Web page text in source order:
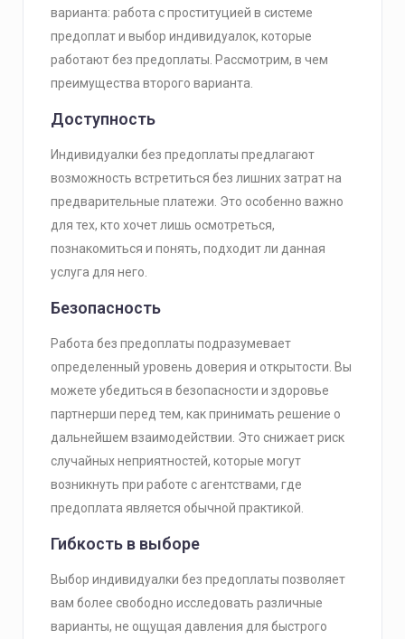
варианта: работа с проституцией в системе
предоплат и выбор индивидуалок, которые
работают без предоплаты. Рассмотрим, в чем
преимущества второго варианта.
Доступность
Индивидуалки без предоплаты предлагают
возможность встретиться без лишних затрат на
предварительные платежи. Это особенно важно
для тех, кто хочет лишь осмотреться,
познакомиться и понять, подходит ли данная
услуга для него.
Безопасность
Работа без предоплаты подразумевает
определенный уровень доверия и открытости. Вы
можете убедиться в безопасности и здоровье
партнерши перед тем, как принимать решение о
дальнейшем взаимодействии. Это снижает риск
случайных неприятностей, которые могут
возникнуть при работе с агентствами, где
предоплата является обычной практикой.
Гибкость в выборе
Выбор индивидуалки без предоплаты позволяет
вам более свободно исследовать различные
варианты, не ощущая давления для быстрого